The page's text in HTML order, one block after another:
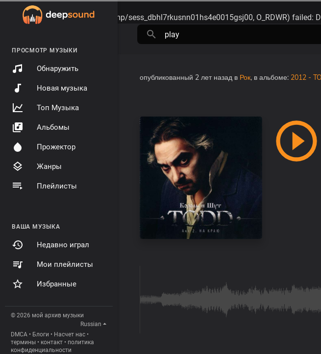
Warning: session_start(): open(/tmp/sess_dbhl7rkusnn01hs4e0015gsj00, O_RDWR) failed:
ПРОСМОТР МУЗЫКИ
Обнаружить
Новая музыка
Топ Музыка
Альбомы
Прожектор
Жанры
Плейлисты
ВАША МУЗЫКА
Недавно играл
Мои плейлисты
Избранные
© 2026 мой архив музыки
Russian
DMCA • Блоги • Насчет нас •
термины • контакт • политика
конфиденциальности
опубликованный 2 лет назад в Рок, в альбоме: 2012 -